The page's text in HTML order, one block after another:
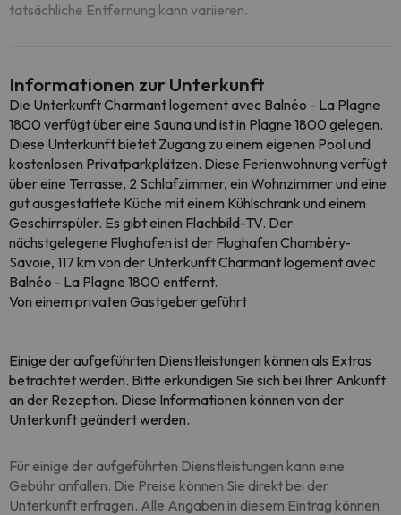
tatsächliche Entfernung kann variieren.
Informationen zur Unterkunft
Die Unterkunft Charmant logement avec Balnéo - La Plagne
1800 verfügt über eine Sauna und ist in Plagne 1800 gelegen.
Diese Unterkunft bietet Zugang zu einem eigenen Pool und
kostenlosen Privatparkplätzen. Diese Ferienwohnung verfügt
über eine Terrasse, 2 Schlafzimmer, ein Wohnzimmer und eine
gut ausgestattete Küche mit einem Kühlschrank und einem
Geschirrspüler. Es gibt einen Flachbild-TV. Der
nächstgelegene Flughafen ist der Flughafen Chambéry-
Savoie, 117 km von der Unterkunft Charmant logement avec
Balnéo - La Plagne 1800 entfernt.
Von einem privaten Gastgeber geführt
Einige der aufgeführten Dienstleistungen können als Extras
betrachtet werden. Bitte erkundigen Sie sich bei Ihrer Ankunft
an der Rezeption. Diese Informationen können von der
Unterkunft geändert werden.
Für einige der aufgeführten Dienstleistungen kann eine
Gebühr anfallen. Die Preise können Sie direkt bei der
Unterkunft erfragen. Alle Angaben in diesem Eintrag können